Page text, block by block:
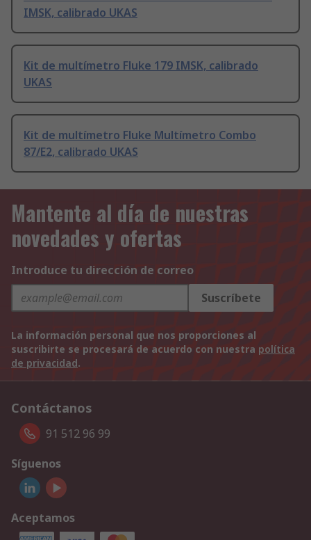
IMSK, calibrado UKAS
Kit de multímetro Fluke 179 IMSK, calibrado
UKAS
Kit de multímetro Fluke Multímetro Combo
87/E2, calibrado UKAS
Mantente al día de nuestras
novedades y ofertas
Introduce tu dirección de correo
Suscríbete
La información personal que nos proporciones al
suscribirte se procesará de acuerdo con nuestra política
de privacidad.
Contáctanos
91 512 96 99
Síguenos
Aceptamos